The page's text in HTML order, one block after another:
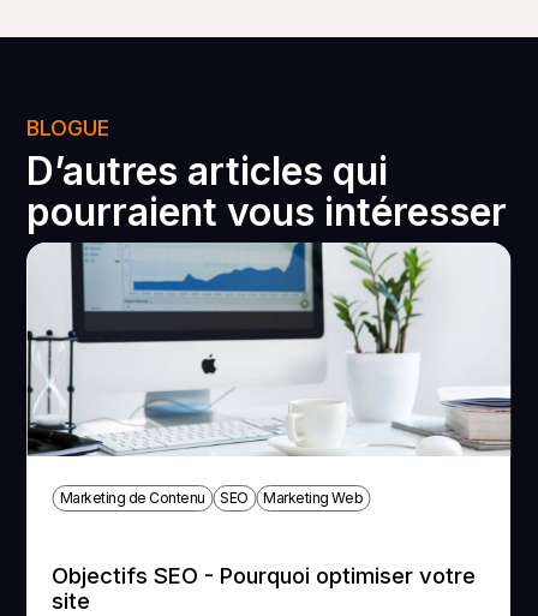
BLOGUE
D’autres articles qui
pourraient vous intéresser
Marketing de Contenu SEO Marketing Web
Objectifs SEO - Pourquoi optimiser votre
site